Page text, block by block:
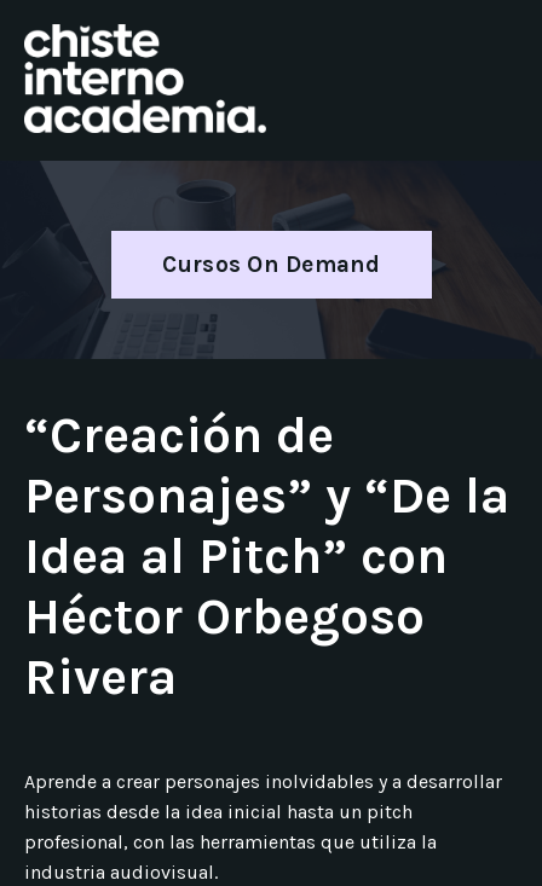
Cursos On Demand
“Creación de
Personajes” y “De la
Idea al Pitch” con
Héctor Orbegoso
Rivera
Aprende a crear personajes inolvidables y a desarrollar
historias desde la idea inicial hasta un pitch
profesional, con las herramientas que utiliza la
industria audiovisual.